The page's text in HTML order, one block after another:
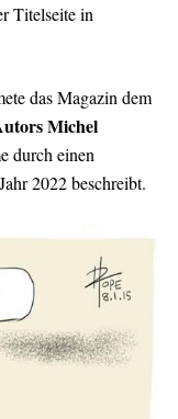
Titelseite in
das Magazin dem
Michel
durch einen
2022 beschreibt.